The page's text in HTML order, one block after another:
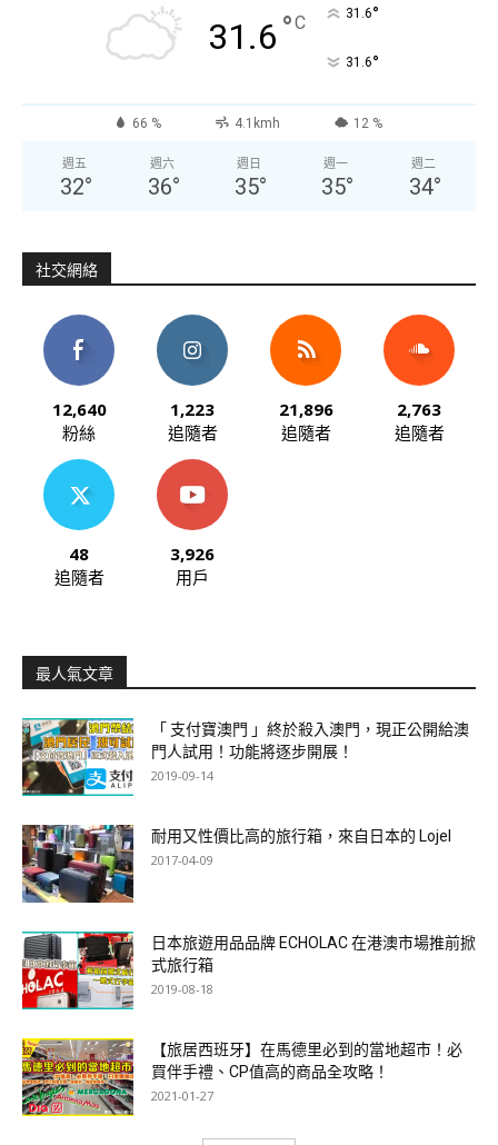
31.6 °C 31.6°
31.6°
66 % 4.1kmh 12 %
週五
32°
週六
36°
週日
35°
週一
35°
週二
34°
社交網絡
12,640
粉絲
1,223
追隨者
21,896
追隨者
2,763
追隨者
48
追隨者
3,926
用戶
最人氣文章
「 支付寶澳門 」終於殺入澳門，現正公開給澳
門人試用！功能將逐步開展！
2019-09-14
耐用又性價比高的旅行箱，來自日本的 Lojel
2017-04-09
日本旅遊用品品牌 ECHOLAC 在港澳市場推前掀
式旅行箱
2019-08-18
【旅居西班牙】在馬德里必到的當地超市！必
買伴手禮、CP值高的商品全攻略！
2021-01-27